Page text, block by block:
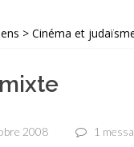
> Cinéma et
2008
1